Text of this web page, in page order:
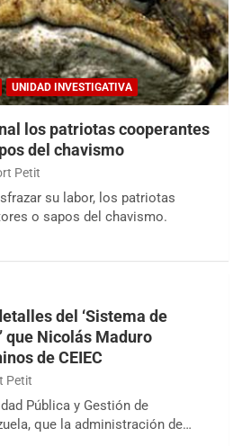
UNIDAD INVESTIGATIVA
los patriotas cooperantes
del chavismo
Petit
su labor, los patriotas
o sapos del chavismo.
del ‘Sistema de
que Nicolás Maduro
de CEIEC
Petit
Pública y Gestión de
que la administración de…